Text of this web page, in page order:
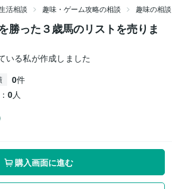
活相談 趣味・ゲーム攻略の相談 趣味の相談
勝った３歳馬のリストを売りま
いる私が作成しました
0件
0人
購入画面に進む